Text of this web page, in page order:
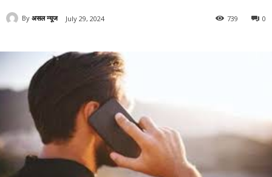
By असल न्यूज July 29, 2024 0
739